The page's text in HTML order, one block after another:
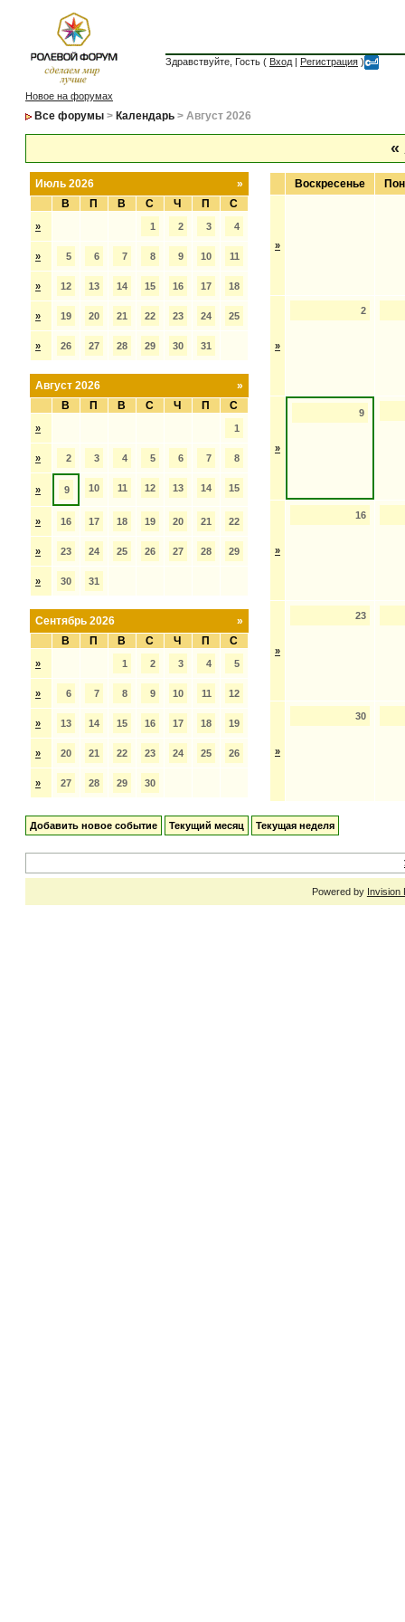
Здравствуйте, Гость ( Вход | Регистрация )
Новое на форумах
Все форумы > Календарь > Август 2026
«
»
Июль 2026
В
П В С Ч П С
» 1 2 3 4
» 5 6 7 8 9 10 11
» 12 13 14 15 16 17 18
» 19 20 21 22 23 24 25
» 26 27 28 29 30 31
»
Август 2026
В
П В С Ч П С
» 1
» 2 3 4 5 6 7 8
» 9 10 11 12 13 14 15
» 16 17 18 19 20 21 22
» 23 24 25 26 27 28 29
» 30 31
»
Сентябрь 2026
В
П В С Ч П С
» 1 2 3 4 5
» 6 7 8 9 10 11 12
» 13 14 15 16 17 18 19
» 20 21 22 23 24 25 26
» 27 28 29 30
Воскресенье
»
»
2
»
9
»
16
»
23
»
30
Добавить новое событие Текущий месяц Текущая неделя
Powered by Invision